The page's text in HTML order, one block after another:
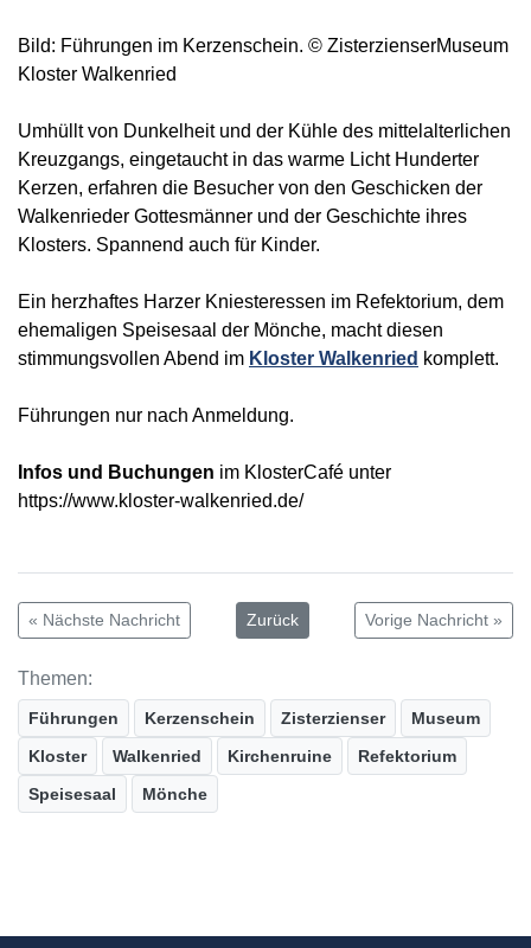
Bild: Führungen im Kerzenschein. © ZisterzienserMuseum
Kloster Walkenried
Umhüllt von Dunkelheit und der Kühle des mittelalterlichen
Kreuzgangs, eingetaucht in das warme Licht Hunderter
Kerzen, erfahren die Besucher von den Geschicken der
Walkenrieder Gottesmänner und der Geschichte ihres
Klosters. Spannend auch für Kinder.
Ein herzhaftes Harzer Kniesteressen im Refektorium, dem
ehemaligen Speisesaal der Mönche, macht diesen
stimmungsvollen Abend im Kloster Walkenried komplett.
Führungen nur nach Anmeldung.
Infos und Buchungen im KlosterCafé unter
https://www.kloster-walkenried.de/
« Nächste Nachricht Zurück Vorige Nachricht »
Themen:
Führungen Kerzenschein Zisterzienser
Museum
Kloster
Walkenried Kirchenruine
Refektorium
Speisesaal
Mönche